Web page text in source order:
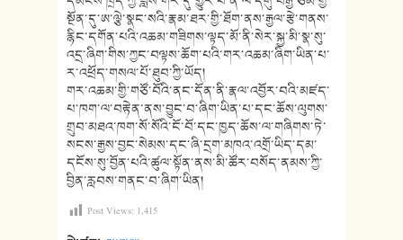
སྔོན་དུ་ཨ་ལྕེ་སྣང་སའི་རྣམ་ཐར་གྱི་ཐོག་ནས་རྒྱལ་རྩེ་གནས་
རྙིང་དགོན་པའི་འཆམ་གཟིགས་ལྟད་མོ་ནི་སེར་སྐྱ་མི་སྣ་སུ་
འདྲ་ཞིག་གིས་ཀྱང་བལྟས་ཆོག་པའི་གར་འཆམ་ཞིག་ཡིན་པ་
ར་འཕྲོད་གསལ་པོ་ཐུབ་ཀྱི་ཡོད།
གར་འཆམ་གྱི་གཙོ་བོའི་ནང་དོན་ནི་རྣལ་འབྱོར་བའི་མཛད་
པ་ཁག་ལ་བརྟེན་ནས་བྱུང་བ་ཞིག་ཡིན་པ་དང་ཆོས་ལུགས་
གྲུབ་མཐའ་ཁག་སོ་སོའི་ངོ་བོ་དང་ཁྱད་ཆོས་ལ་གཞིགས་ཏེ་
སངས་རྒྱས་བྱང་སེམས་དང་ཞི་དྲག་མཁའ་འགྲོ་ཡིད་དམ་
དངོས་སུ་བྱོན་པའི་ཚུལ་སྟོན་ནས་མི་ཚོར་བསོད་ནམས་ཀྱི་
བྱིན་རླབས་གནང་བ་ཞིག་ཡིན།
Post Views: 1,415